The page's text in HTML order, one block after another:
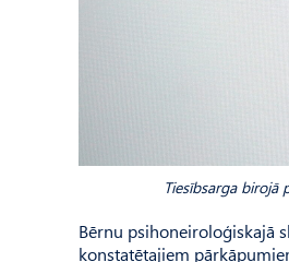
Tiesībsarga birojā
Bērnu psihoneiroloģiskajā
konstatētajiem